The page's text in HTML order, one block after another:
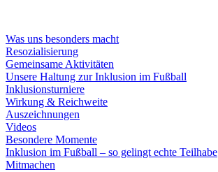
Was uns besonders macht
Resozialisierung
Gemeinsame Aktivitäten
Unsere Haltung zur Inklusion im Fußball
Inklusionsturniere
Wirkung & Reichweite
Auszeichnungen
Videos
Besondere Momente
Inklusion im Fußball – so gelingt echte Teilhabe
Mitmachen